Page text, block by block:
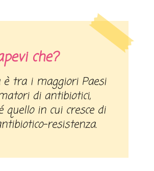
che?
di antibiotici,
quello in cui cresce di
resistenza.